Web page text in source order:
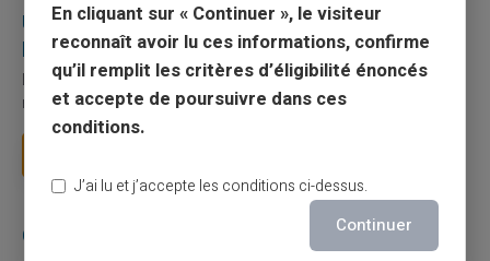
Utilisation responsable du paiement mobile avec
la carte Veritas
Le paiement mobile s'est imposé dans les habitudes quotidiennes,
mais il appelle des réflexes pour é...
Catégories
En cliquant sur « Continuer », le visiteur
reconnaît avoir lu ces informations, confirme
qu’il remplit les critères d’éligibilité énoncés
et accepte de poursuivre dans ces
conditions.
J’ai lu et j’accepte les conditions ci-dessus.
Continuer